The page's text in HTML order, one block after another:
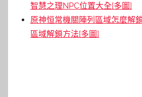
智慧之理NPC位置大全[多圖]
原神恒常機關陣列區域怎麼解
區域解鎖方法[多圖]